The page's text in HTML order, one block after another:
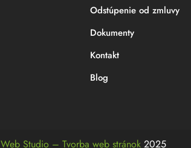
Odstúpenie od zmluvy
Dokumenty
Kontakt
Blog
Web Studio – Tvorba web stránok2025